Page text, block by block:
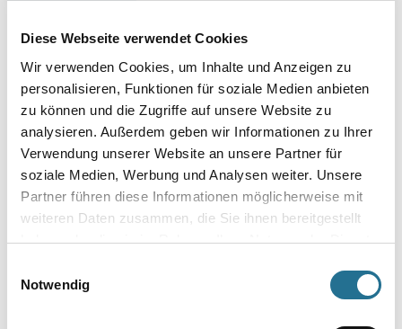
Diese Webseite verwendet Cookies
Wir verwenden Cookies, um Inhalte und Anzeigen zu
personalisieren, Funktionen für soziale Medien anbieten
zu können und die Zugriffe auf unsere Website zu
analysieren. Außerdem geben wir Informationen zu Ihrer
Verwendung unserer Website an unsere Partner für
soziale Medien, Werbung und Analysen weiter. Unsere
Partner führen diese Informationen möglicherweise mit
weiteren Daten zusammen, die Sie ihnen bereitgestellt
haben oder die sie im Rahmen Ihrer Nutzung der Dienste
Notwendig
PRODUKTEIGENSCHAFTEN
Produkteigenschaft
- Glatter Verlauf